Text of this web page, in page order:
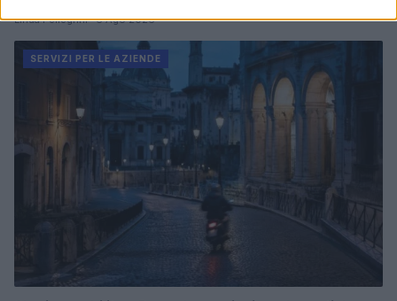
Linda Pellegrini · 6 Ago 2026
SERVIZI PER LE AZIENDE